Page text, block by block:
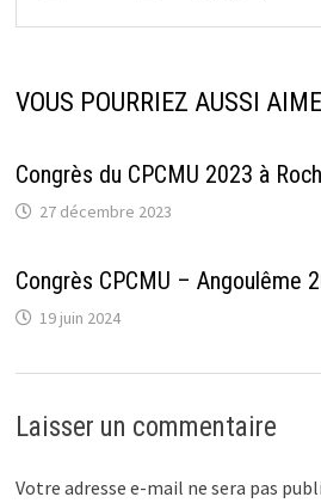
VOUS POURRIEZ AUSSI
Congrès du CPCMU 2023 à
27 décembre 2023
Congrès CPCMU – Angoulême
19 juin 2024
Laisser un commentaire
Votre adresse e-mail ne sera pas